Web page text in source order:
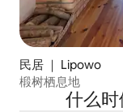
民居 ｜ Lipowo
椴树栖息地
什么